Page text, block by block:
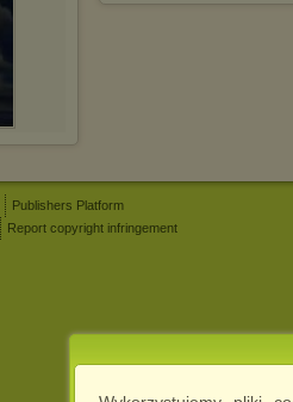
Publishers Platform
Report copyright infringement